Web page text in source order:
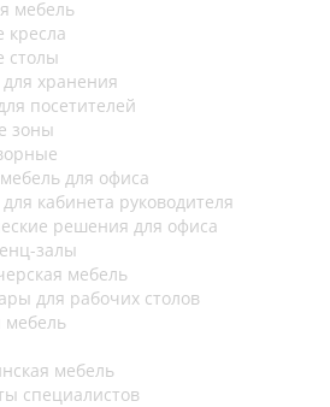
мебель
кресла
столы
хранения
посетителей
зоны
для офиса
кабинета руководителя
решения для офиса
залы
мебель
для рабочих столов
мебель
мебель
специалистов